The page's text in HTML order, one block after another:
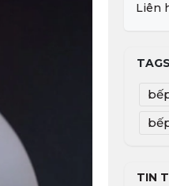
Liên
TAGS
TIN